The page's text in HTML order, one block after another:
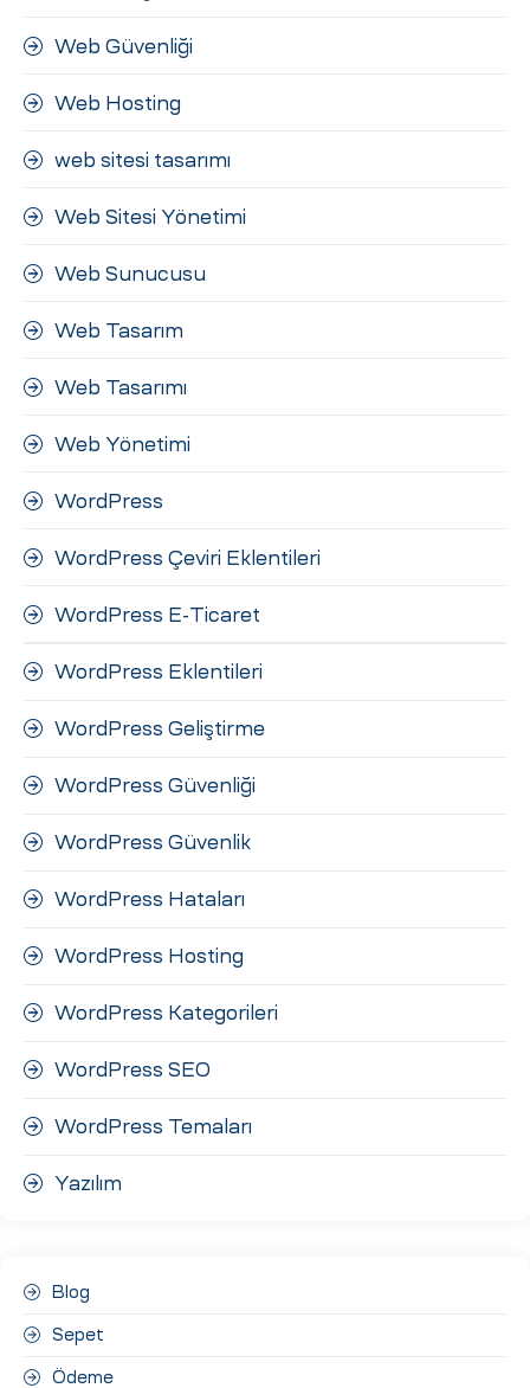
Web Güvenliği
Web Hosting
web sitesi tasarımı
Web Sitesi Yönetimi
Web Sunucusu
Web Tasarım
Web Tasarımı
Web Yönetimi
WordPress
WordPress Çeviri Eklentileri
WordPress E-Ticaret
WordPress Eklentileri
WordPress Geliştirme
WordPress Güvenliği
WordPress Güvenlik
WordPress Hataları
WordPress Hosting
WordPress Kategorileri
WordPress SEO
WordPress Temaları
Yazılım
Blog
Sepet
Ödeme